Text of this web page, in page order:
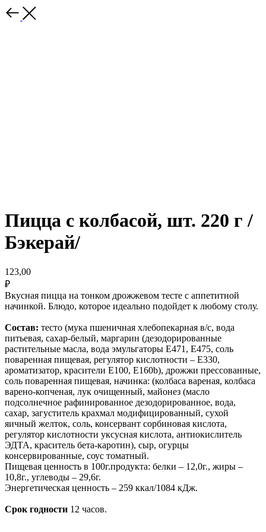
Пицца с колбасой, шт. 220 г /
Бэкерай/
123,00
₽
Вкусная пицца на тонком дрожжевом тесте с аппетитной
начинкой. Блюдо, которое идеально подойдет к любому столу.
Состав: тесто (мука пшеничная хлебопекарная в/с, вода
питьевая, сахар-белый, маргарин (дезодорированные
растительные масла, вода эмульгаторы Е471, Е475, соль
поваренная пищевая, регулятор кислотности – Е330,
ароматизатор, красители Е100, Е160b), дрожжи прессованные,
соль поваренная пищевая, начинка: (колбаса вареная, колбаса
варено-копченая, лук очищенный, майонез (масло
подсолнечное рафинированное дезодорированное, вода,
сахар, загуститель крахмал модифицированный, сухой
яичный желток, соль, консервант сорбиновая кислота,
регулятор кислотности уксусная кислота, антиокислитель
ЭДТА, краситель бета-каротин), сыр, огурцы
консервированные, соус томатный.
Пищевая ценность в 100г.продукта: белки – 12,0г., жиры –
10,8г., углеводы – 29,6г.
Энергетическая ценность – 259 ккал/1084 кДж.
Срок годности 12 часов.